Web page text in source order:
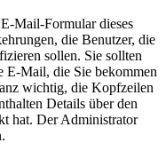
Mail-Formular dieses
die Benutzer, die
sollen. Sie sollten
E-Mail, die Sie bekommen
wichtig, die Kopfzeilen
Details über den
hat. Der Administrator